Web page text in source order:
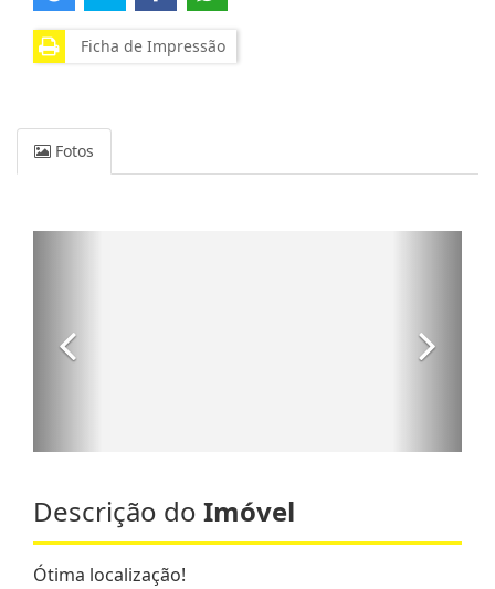
Ficha de Impressão
Fotos
Descrição do Imóvel
Ótima localização!